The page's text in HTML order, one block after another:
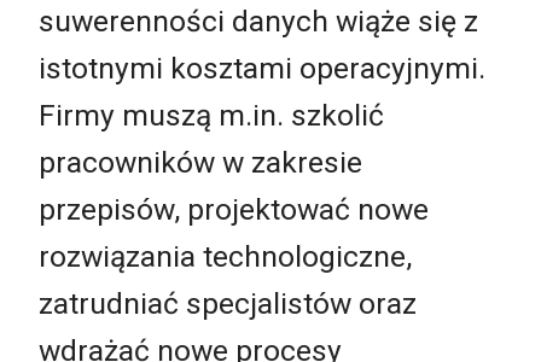
suwerenności danych wiąże się z
istotnymi kosztami operacyjnymi.
Firmy muszą m.in. szkolić
pracowników w zakresie
przepisów, projektować nowe
rozwiązania technologiczne,
zatrudniać specjalistów oraz
wdrażać nowe procesy